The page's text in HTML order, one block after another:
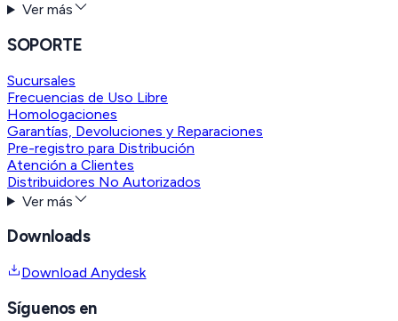
Ver más
SOPORTE
Sucursales
Frecuencias de Uso Libre
Homologaciones
Garantías, Devoluciones y Reparaciones
Pre-registro para Distribución
Atención a Clientes
Distribuidores No Autorizados
Ver más
Downloads
Download Anydesk
Síguenos en